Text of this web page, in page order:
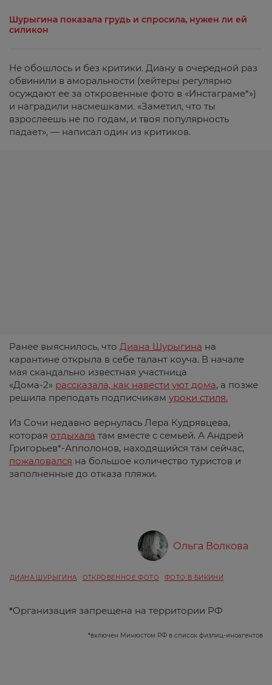
Шурыгина показала грудь и спросила, нужен ли ей
силикон
Не обошлось и без критики. Диану в очередной раз
обвинили в аморальности (хейтеры регулярно
осуждают ее за откровенные фото в «Инстаграме*»)
и наградили насмешками. «Заметил, что ты
взрослеешь не по годам, и твоя популярность
падает», — написал один из критиков.
Ранее выяснилось, что Диана Шурыгина на
карантине открыла в себе талант коуча. В начале
мая скандально известная участница
«Дома-2» рассказала, как навести уют дома, а позже
решила преподать подписчикам уроки стиля.
Из Сочи недавно вернулась Лера Кудрявцева,
которая отдыхала там вместе с семьей. А Андрей
Григорьев*-Апполонов, находящийся там сейчас,
пожаловался на большое количество туристов и
заполненные до отказа пляжи.
Ольга Волкова
ДИАНА ШУРЫГИНА ОТКРОВЕННОЕ ФОТО ФОТО В БИКИНИ
*Организация запрещена на территории РФ
*включен Минюстом РФ в список физлиц-иноагентов